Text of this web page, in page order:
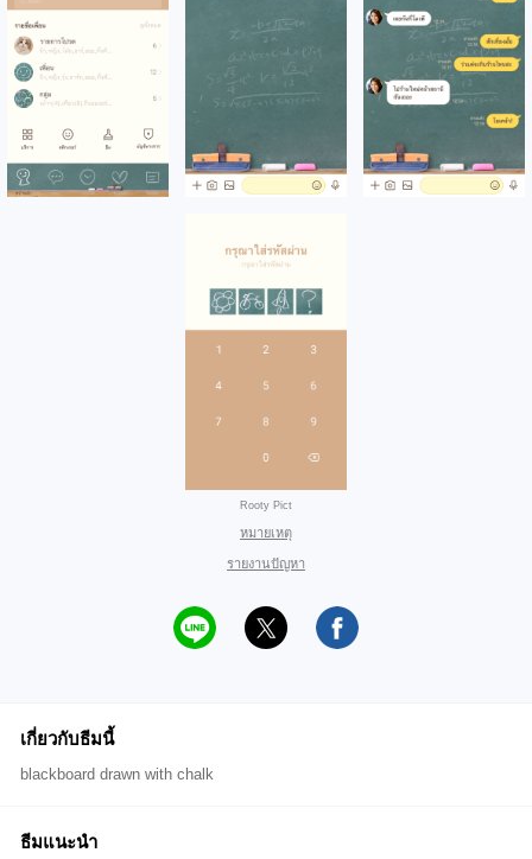
Rooty Pict
หมายเหตุ
รายงานปัญหา
เกี่ยวกับธีมนี้
blackboard drawn with chalk
ธีมแนะนำ